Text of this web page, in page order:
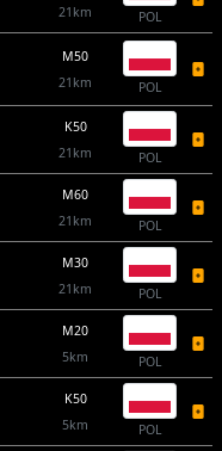
21km
POL
M50
21km
POL
K50
21km
POL
M60
21km
POL
M30
21km
POL
M20
5km
POL
K50
5km
POL